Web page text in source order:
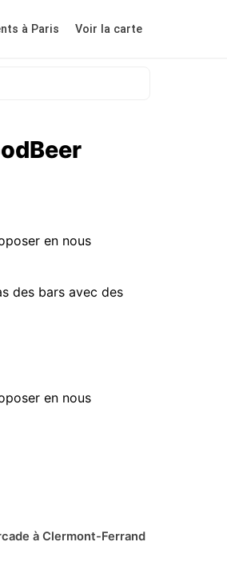
à Paris Voir la carte
en nous
des bars avec des
en nous
à Clermont-Ferrand